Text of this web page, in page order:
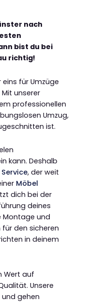
nach
bist du bei
richtig!
für Umzüge
unserer
professionellen
Umzug,
ist.
kann. Deshalb
Service, der weit
Möbel
dich bei der
deines
Montage und
den sicheren
in deinem
Wert auf
Unsere
gehen